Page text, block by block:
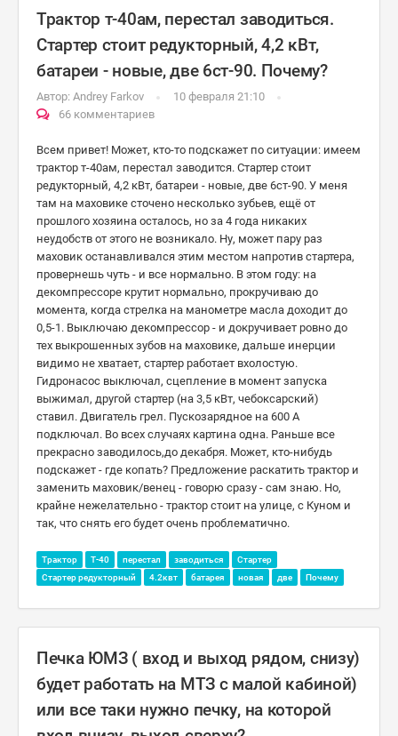
Трактор т-40ам, перестал заводиться.
Стартер стоит редукторный, 4,2 кВт,
батареи - новые, две 6ст-90. Почему?
Автор: Andrey Farkov
10 февраля 21:10
66 комментариев
Всем привет! Может, кто-то подскажет по ситуации: имеем
трактор т-40ам, перестал заводится. Стартер стоит
редукторный, 4,2 кВт, батареи - новые, две 6ст-90. У меня
там на маховике сточено несколько зубьев, ещё от
прошлого хозяина осталось, но за 4 года никаких
неудобств от этого не возникало. Ну, может пару раз
маховик останавливался этим местом напротив стартера,
провернешь чуть - и все нормально. В этом году: на
декомпрессоре крутит нормально, прокручиваю до
момента, когда стрелка на манометре масла доходит до
0,5-1. Выключаю декомпрессор - и докручивает ровно до
тех выкрошенных зубов на маховике, дальше инерции
видимо не хватает, стартер работает вхолостую.
Гидронасос выключал, сцепление в момент запуска
выжимал, другой стартер (на 3,5 кВт, чебоксарский)
ставил. Двигатель грел. Пускозарядное на 600 А
подключал. Во всех случаях картина одна. Раньше все
прекрасно заводилось,до декабря. Может, кто-нибудь
подскажет - где копать? Предложение раскатить трактор и
заменить маховик/венец - говорю сразу - сам знаю. Но,
крайне нежелательно - трактор стоит на улице, с Куном и
так, что снять его будет очень проблематично.
Трактор Т-40 перестал заводиться
Стартер
Стартер редукторный
4.2квт батарея новая две Почему
Печка ЮМЗ ( вход и выход рядом, снизу)
будет работать на МТЗ с малой кабиной)
или все таки нужно печку, на которой